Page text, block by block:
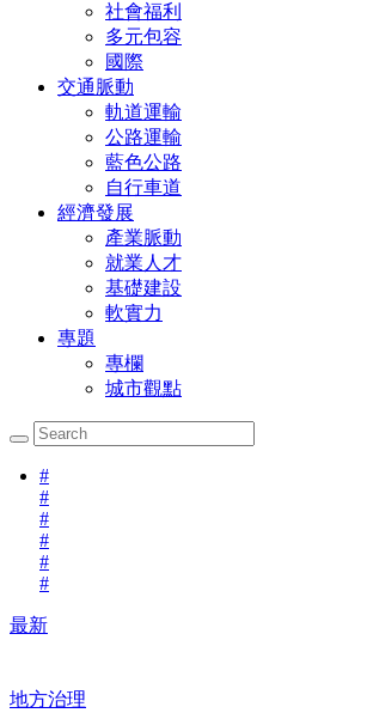
社會福利
多元包容
國際
交通脈動
軌道運輸
公路運輸
藍色公路
自行車道
經濟發展
產業脈動
就業人才
基礎建設
軟實力
專題
專欄
城市觀點
#
#
#
#
#
#
最新
地方治理